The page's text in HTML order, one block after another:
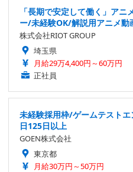
「長期で安定して働く」ア
ー/未経験OK/解説用アニメ動
株式会社RIOT GROUP
埼玉県
月給29万4,400円～60万円
正社員
未経験採用枠/ゲームテスト
日125日以上
GOEN株式会社
東京都
月給30万円～50万円